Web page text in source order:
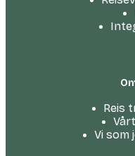
Reis
Vi som